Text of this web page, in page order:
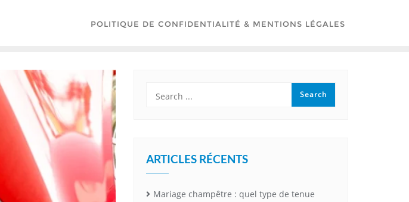
POLITIQUE DE CONFIDENTIALITÉ & MENTIONS LÉGALES
ARTICLES RÉCENTS
Mariage champêtre : quel type de tenue